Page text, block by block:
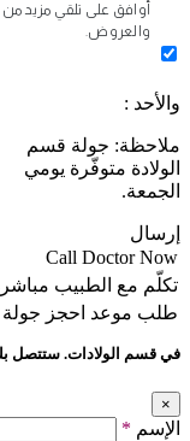
أوافق على تلقي مزيد من
والعروض.
والأحد :
ملاحظة: جولة قسم
الولادة متوفّرة يومي
الجمعة.
إرسال
Call Doctor Now
تكلّم مع الطبيب
طلب موعد احجز
في قسم الولادات. ستتصل
×
الإسم *